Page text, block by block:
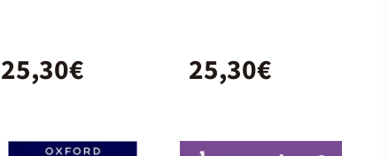
25,30€ 25,30€